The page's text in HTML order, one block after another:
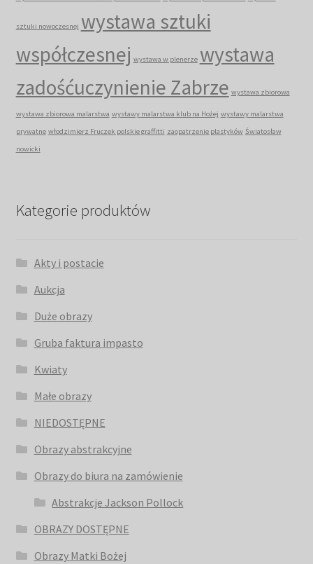
sztuki nowoczesnej wystawa sztuki
współczesnej wystawa w plenerze wystawa
zadośćuczynienie Zabrze wystawa zbiorowa
wystawa zbiorowa malarstwa wystawy malarstwa klub na Hożej wystawy malarstwa
prywatne włodzimierz Fruczek polskie graffitti zaopatrzenie plastyków Światosław
nowicki
Kategorie produktów
Akty i postacie
Aukcja
Duże obrazy
Gruba faktura impasto
Kwiaty
Małe obrazy
NIEDOSTĘPNE
Obrazy abstrakcyjne
Obrazy do biura na zamówienie
Abstrakcje Jackson Pollock
OBRAZY DOSTĘPNE
Obrazy Matki Bożej